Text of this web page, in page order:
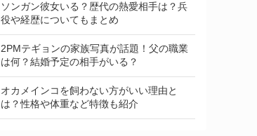
ソンガン彼女いる？歴代の熱愛相手は？兵
役や経歴についてもまとめ
2PMテギョンの家族写真が話題！父の職業
は何？結婚予定の相手がいる？
オカメインコを飼わない方がいい理由と
は？性格や体重など特徴も紹介